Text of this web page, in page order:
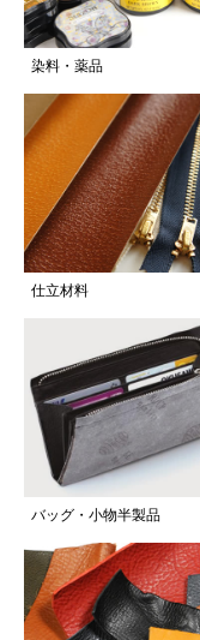
染料・薬品
仕立材料
バッグ・小物半製品